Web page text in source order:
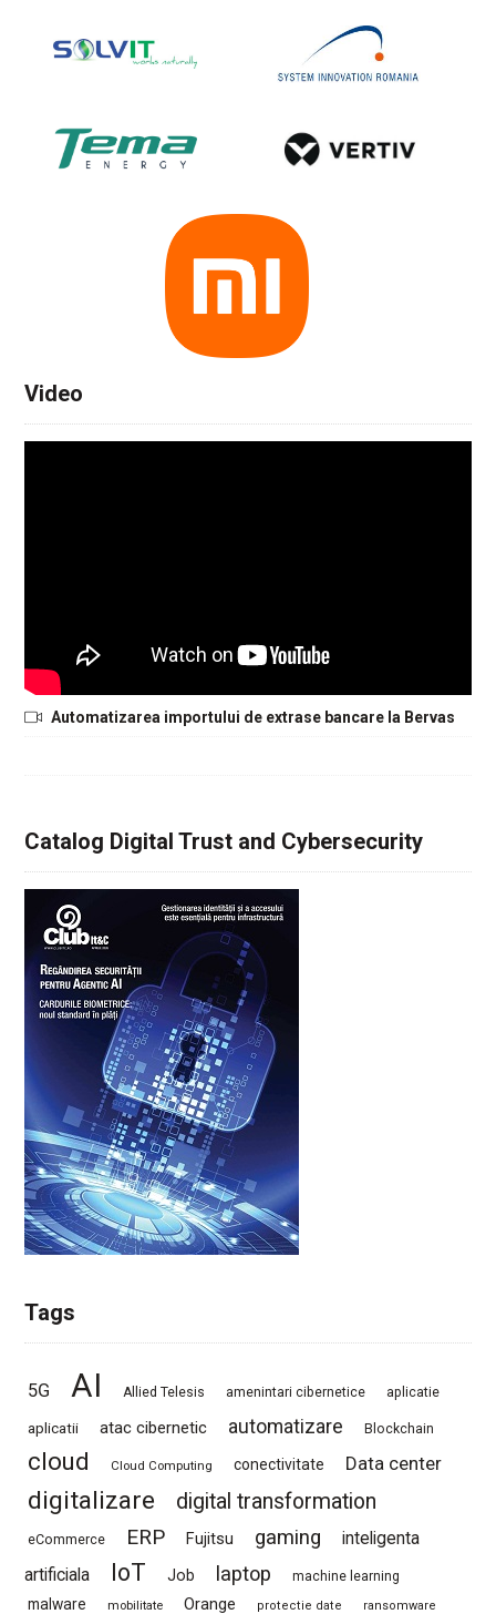
Video
Automatizarea importului de extrase bancare la Bervas
Catalog Digital Trust and Cybersecurity
Tags
5G AI Allied Telesis amenintari cibernetice aplicatie
aplicatii atac cibernetic automatizare Blockchain
cloud Cloud Computing conectivitate Data center
digitalizare digital transformation
eCommerce ERP Fujitsu gaming
inteligenta
artificiala
IoT Job laptop machine learning
malware mobilitate Orange protectie date ransomware